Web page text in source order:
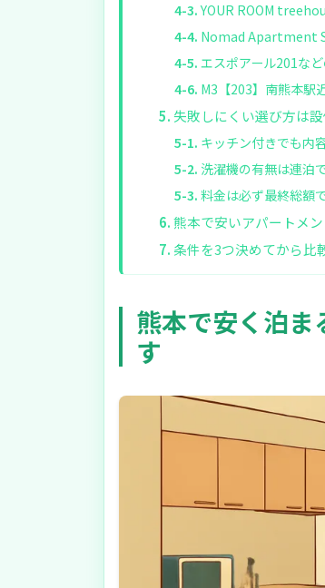
YOUR ROOM
Nomad Apartment
エスポアール201な
M3【203】南熊本駅
失敗しにくい選び方は
キッチン付きでも内
洗濯機の有無は連泊
料金は必ず最終総額
熊本で安いアパートメ
条件を3つ決めてから比
熊本で安く泊
す